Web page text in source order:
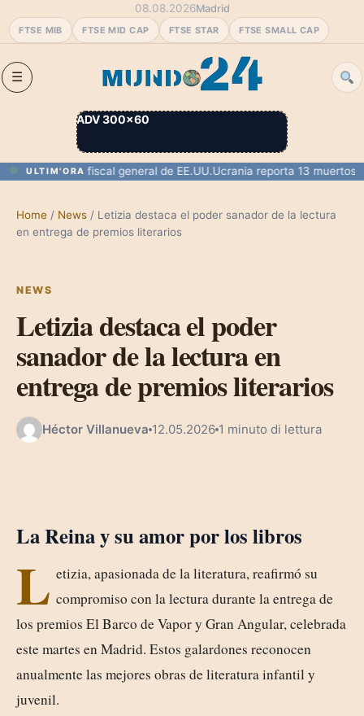
FTSE MIB FTSE MID CAP FTSE STAR FTSE SMALL CAP
08.08.2026Madrid
ADV 300×60
ULTIM'ORA
como fiscal general de EE.UU.Ucrania reporta 13 muertos y 77
Home / News / Letizia destaca el poder sanador de la lectura
en entrega de premios literarios
NEWS
Letizia destaca el poder
sanador de la lectura en
entrega de premios literarios
Héctor Villanueva 12.05.2026 1 minuto di lettura
La Reina y su amor por los libros
L etizia, apasionada de la literatura, reafirmó su
compromiso con la lectura durante la entrega de
los premios El Barco de Vapor y Gran Angular, celebrada
este martes en Madrid. Estos galardones reconocen
anualmente las mejores obras de literatura infantil y
juvenil.